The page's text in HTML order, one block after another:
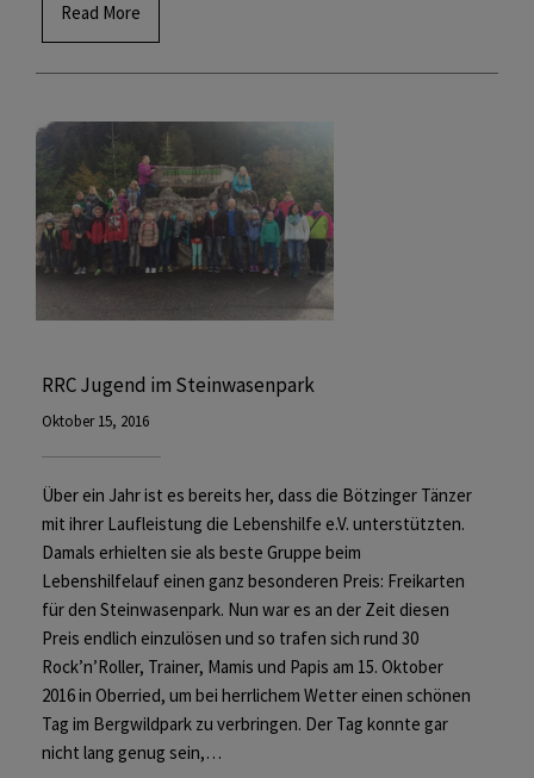
Read More
RRC Jugend im Steinwasenpark
Oktober 15, 2016
Über ein Jahr ist es bereits her, dass die Bötzinger Tänzer
mit ihrer Laufleistung die Lebenshilfe e.V. unterstützten.
Damals erhielten sie als beste Gruppe beim
Lebenshilfelauf einen ganz besonderen Preis: Freikarten
für den Steinwasenpark. Nun war es an der Zeit diesen
Preis endlich einzulösen und so trafen sich rund 30
Rock’n’Roller, Trainer, Mamis und Papis am 15. Oktober
2016 in Oberried, um bei herrlichem Wetter einen schönen
Tag im Bergwildpark zu verbringen. Der Tag konnte gar
nicht lang genug sein,…